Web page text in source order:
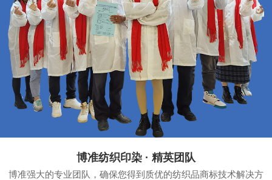
博准纺织印染 · 精英团队
博准强大的专业团队，确保您得到质优的纺织品商标技术解决方